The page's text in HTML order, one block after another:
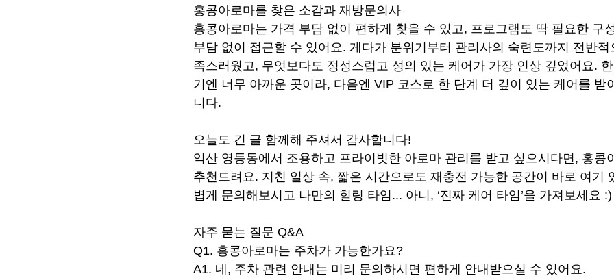
홍콩아로마를 찾은 소감과 재방문의사
홍콩아로마는 가격 부담 없이 편하게 찾을 수 있고, 프로그램도 딱 필요한 구
부담 없이 접근할 수 있어요. 게다가 분위기부터 관리사의 숙련도까지 전반
족스러웠고, 무엇보다도 정성스럽고 성의 있는 케어가 가장 인상 깊었어요.
기엔 너무 아까운 곳이라, 다음엔 VIP 코스로 한 단계 더 깊이 있는 케어를 받
니다.
오늘도 긴 글 함께해 주셔서 감사합니다!
익산 영등동에서 조용하고 프라이빗한 아로마 관리를 받고 싶으시다면, 홍콩
추천드려요. 지친 일상 속, 짧은 시간으로도 재충전 가능한 공간이 바로 여기
볍게 문의해보시고 나만의 힐링 타임... 아니, ‘진짜 케어 타임’을 가져보세요 :)
자주 묻는 질문 Q&A
Q1. 홍콩아로마는 주차가 가능한가요?
A1. 네, 주차 관련 안내는 미리 문의하시면 편하게 안내받으실 수 있어요.